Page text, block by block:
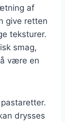
af
give retten
teksturer.
smag,
være en
drysses